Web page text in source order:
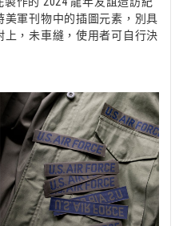
軍刊物中的插圖元素，別具
，未車縫，使用者可自行決